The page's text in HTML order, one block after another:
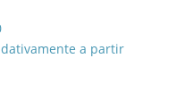
a partir